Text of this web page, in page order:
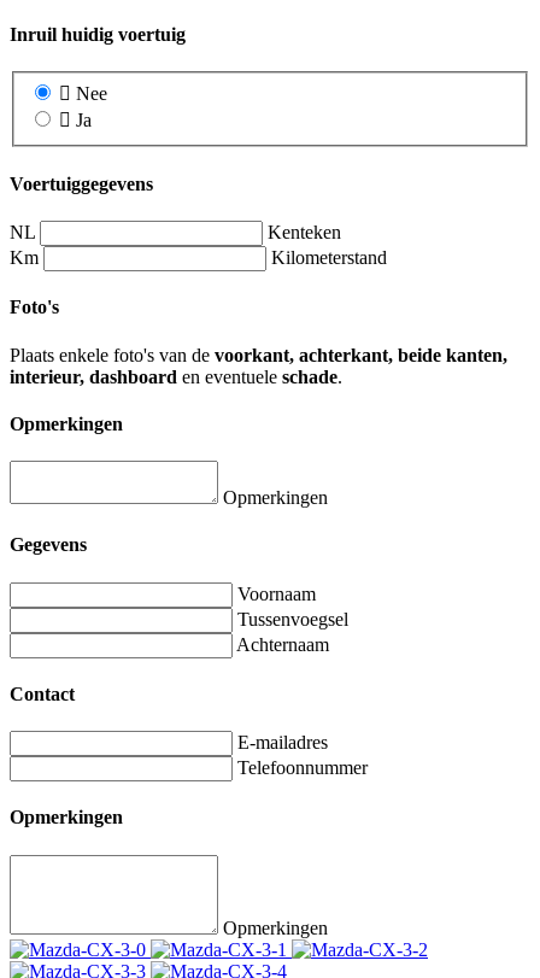
Inruil huidig voertuig
Nee
Ja
Voertuiggegevens
NL
Kenteken
Km
Kilometerstand
Foto's
Plaats enkele foto's van de voorkant, achterkant, beide kanten,
interieur, dashboard en eventuele schade.
Opmerkingen
Opmerkingen
Gegevens
Voornaam
Tussenvoegsel
Achternaam
Contact
E-mailadres
Telefoonnummer
Opmerkingen
Opmerkingen